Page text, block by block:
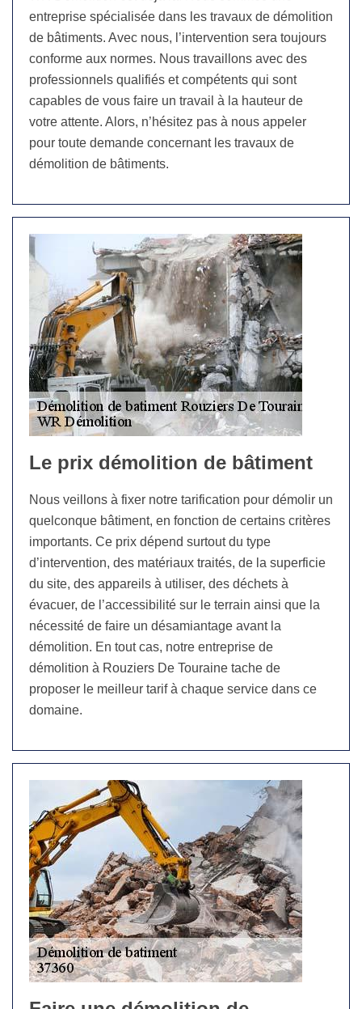
entreprise spécialisée dans les travaux de démolition
de bâtiments. Avec nous, l’intervention sera toujours
conforme aux normes. Nous travaillons avec des
professionnels qualifiés et compétents qui sont
capables de vous faire un travail à la hauteur de
votre attente. Alors, n’hésitez pas à nous appeler
pour toute demande concernant les travaux de
démolition de bâtiments.
Le prix démolition de bâtiment
Nous veillons à fixer notre tarification pour démolir un
quelconque bâtiment, en fonction de certains critères
importants. Ce prix dépend surtout du type
d’intervention, des matériaux traités, de la superficie
du site, des appareils à utiliser, des déchets à
évacuer, de l’accessibilité sur le terrain ainsi que la
nécessité de faire un désamiantage avant la
démolition. En tout cas, notre entreprise de
démolition à Rouziers De Touraine tache de
proposer le meilleur tarif à chaque service dans ce
domaine.